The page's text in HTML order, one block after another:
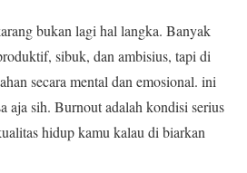
bukan lagi hal langka. Banyak
sibuk, dan ambisius, tapi di
secara mental dan emosional. ini
aja sih. Burnout adalah kondisi serius
hidup kamu kalau di biarkan